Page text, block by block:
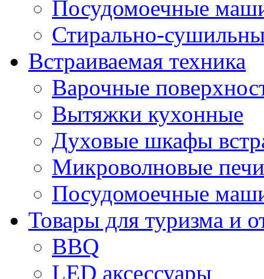
Посудомоечные
Стирально-
Встраиваемая техника
Варочные
Вытяжки кухонные
Духовые шкафы
Микроволновые
Посудомоечные
Товары для туризма и
BBQ
LED аксессуары